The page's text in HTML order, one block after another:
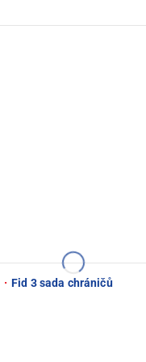
· Fid 3 sada chráničů